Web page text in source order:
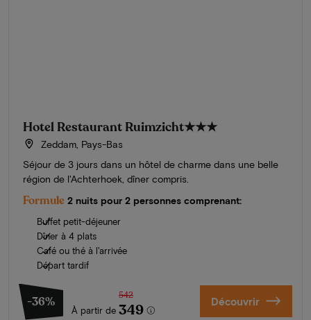
Hotel Restaurant Ruimzicht★★★
Zeddam, Pays-Bas
Séjour de 3 jours dans un hôtel de charme dans une belle
région de l'Achterhoek, dîner compris.
Formule 2 nuits pour 2 personnes comprenant:
Buffet petit-déjeuner
Dîner à 4 plats
Café ou thé à l'arrivée
Départ tardif
-36%
À partir de
542
349 Découvrir